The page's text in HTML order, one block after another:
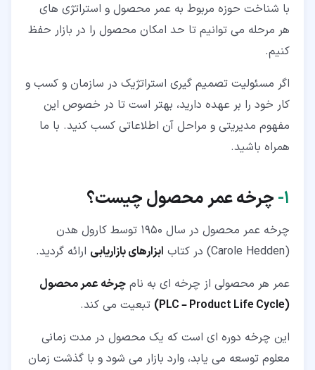
۱‏-‏۴‏- مرحله نزول در چرخه عمر محصول
۲‏- نقاط قوت و ضعف رویکرد PLC
۳‏- نتیجه گیری
با شناخت حوزه مربوط به عمر محصول و استراتژی های
هر مرحله می توانیم تا حد امکان محصول را در بازار حفظ
کنیم.
اگر مسئولیت تصمیم گیری استراتژیک در سازمان و کسب و
کار خود را بر عهده دارید، بهتر است تا در خصوص این
مفهوم مدیریتی و مراحل آن اطلاعاتی کسب کنید. با ما
همراه باشید.
۱‏- چرخه عمر محصول چیست؟
چرخه عمر محصول در سال 1950 توسط کارول هدن
(Carole Hedden) در کتاب
ابزارهای بازاریابی ارائه گردید.
عمر هر محصولی از چرخه ای به نام چرخه عمر محصول
(PLC – Product Life Cycle)
تبعیت می کند.
این چرخه دوره ای است که یک محصول در مدت زمانی
معلوم توسعه می یابد، وارد بازار می­ شود و با گذشت زمان